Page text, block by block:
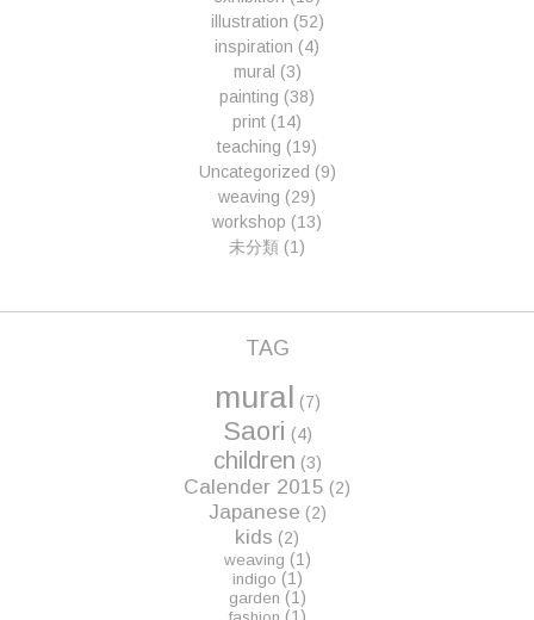
illustration (52)
inspiration (4)
mural (3)
painting (38)
print (14)
teaching (19)
Uncategorized (9)
weaving (29)
workshop (13)
未分類 (1)
TAG
mural (7)
Saori (4)
children (3)
Calender 2015 (2)
Japanese (2)
kids (2)
weaving (1)
indigo (1)
garden (1)